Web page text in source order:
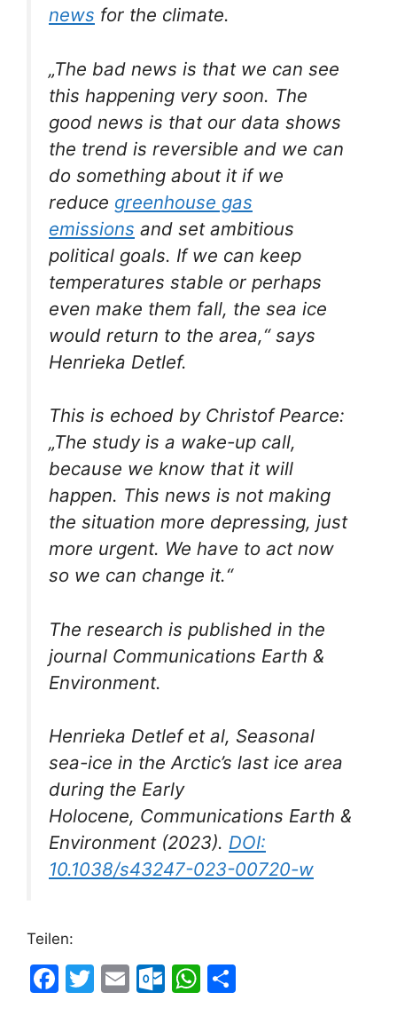
news for the climate.
„The bad news is that we can see
this happening very soon. The
good news is that our data shows
the trend is reversible and we can
do something about it if we
reduce greenhouse gas
emissions and set ambitious
political goals. If we can keep
temperatures stable or perhaps
even make them fall, the sea ice
would return to the area,“ says
Henrieka Detlef.
This is echoed by Christof Pearce:
„The study is a wake-up call,
because we know that it will
happen. This news is not making
the situation more depressing, just
more urgent. We have to act now
so we can change it.“
The research is published in the
journal Communications Earth &
Environment.
Henrieka Detlef et al, Seasonal
sea-ice in the Arctic’s last ice area
during the Early
Holocene, Communications Earth &
Environment(2023). DOI:
10.1038/s43247-023-00720-w
Teilen:
F
T
E
O
W